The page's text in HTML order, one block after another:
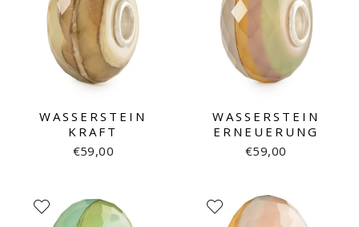
WASSERSTEIN
KRAFT
€59,00
WASSERSTEIN
ERNEUERUNG
€59,00